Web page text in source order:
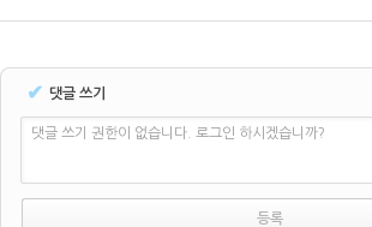
✔ 댓글 쓰기
댓글 쓰기 권한이 없습니다. 로그인 하시겠습니까?